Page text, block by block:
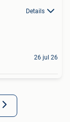
Details
26 jul 26